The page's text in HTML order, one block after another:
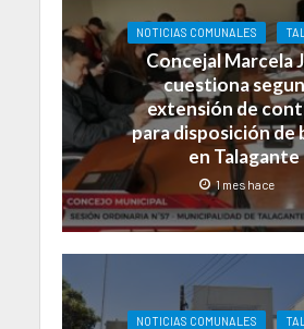
NOTICIAS COMUNALES
Concejal Marcela
cuestiona
extensión de
para disposición de
en Talagante
1 mes hace
NOTICIAS COMUNALES